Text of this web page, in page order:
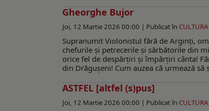
Gheorghe Bujor
Joi, 12 Martie 2026 00:00 | Publicat în CULTURA
Supranumit Violonistul fără de Arginţi,
chefurile şi petrecerile şi sărbătorile din
orice fel de despărţiri şi împărţiri cânta!
din Drăguşeni! Cum auzea că urmează
ASTFEL [altfel (s)pus]
Joi, 12 Martie 2026 00:00 | Publicat în CULTURA